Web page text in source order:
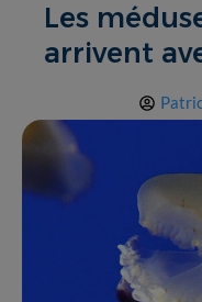
Les
arrivent